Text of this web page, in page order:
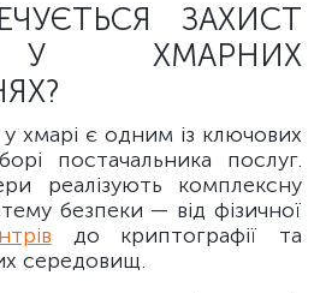
ЗАХИСТ
ХМАРНИХ
хмарі є одним із ключових
постачальника послуг.
реалізують комплексну
безпеки — від фізичної
до криптографії та
середовищ.